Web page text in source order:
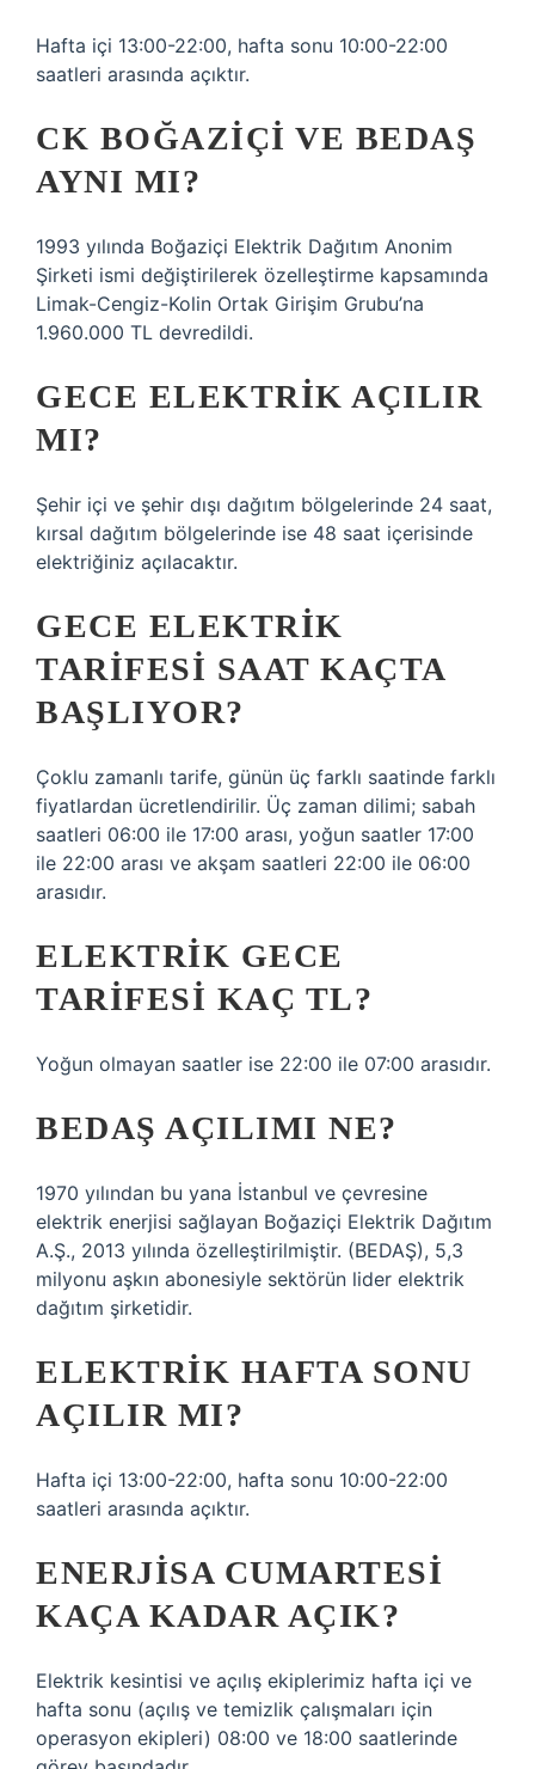
Hafta içi 13:00-22:00, hafta sonu 10:00-22:00
saatleri arasında açıktır.
CK BOĞAZIÇI VE BEDAŞ
AYNI MI?
1993 yılında Boğaziçi Elektrik Dağıtım Anonim
Şirketi ismi değiştirilerek özelleştirme kapsamında
Limak-Cengiz-Kolin Ortak Girişim Grubu’na
1.960.000 TL devredildi.
GECE ELEKTRIK AÇILIR
MI?
Şehir içi ve şehir dışı dağıtım bölgelerinde 24 saat,
kırsal dağıtım bölgelerinde ise 48 saat içerisinde
elektriğiniz açılacaktır.
GECE ELEKTRIK
TARIFESI SAAT KAÇTA
BAŞLIYOR?
Çoklu zamanlı tarife, günün üç farklı saatinde farklı
fiyatlardan ücretlendirilir. Üç zaman dilimi; sabah
saatleri 06:00 ile 17:00 arası, yoğun saatler 17:00
ile 22:00 arası ve akşam saatleri 22:00 ile 06:00
arasıdır.
ELEKTRIK GECE
TARIFESI KAÇ TL?
Yoğun olmayan saatler ise 22:00 ile 07:00 arasıdır.
BEDAŞ AÇILIMI NE?
1970 yılından bu yana İstanbul ve çevresine
elektrik enerjisi sağlayan Boğaziçi Elektrik Dağıtım
A.Ş., 2013 yılında özelleştirilmiştir. (BEDAŞ), 5,3
milyonu aşkın abonesiyle sektörün lider elektrik
dağıtım şirketidir.
ELEKTRIK HAFTA SONU
AÇILIR MI?
Hafta içi 13:00-22:00, hafta sonu 10:00-22:00
saatleri arasında açıktır.
ENERJISA CUMARTESI
KAÇA KADAR AÇIK?
Elektrik kesintisi ve açılış ekiplerimiz hafta içi ve
hafta sonu (açılış ve temizlik çalışmaları için
operasyon ekipleri) 08:00 ve 18:00 saatlerinde